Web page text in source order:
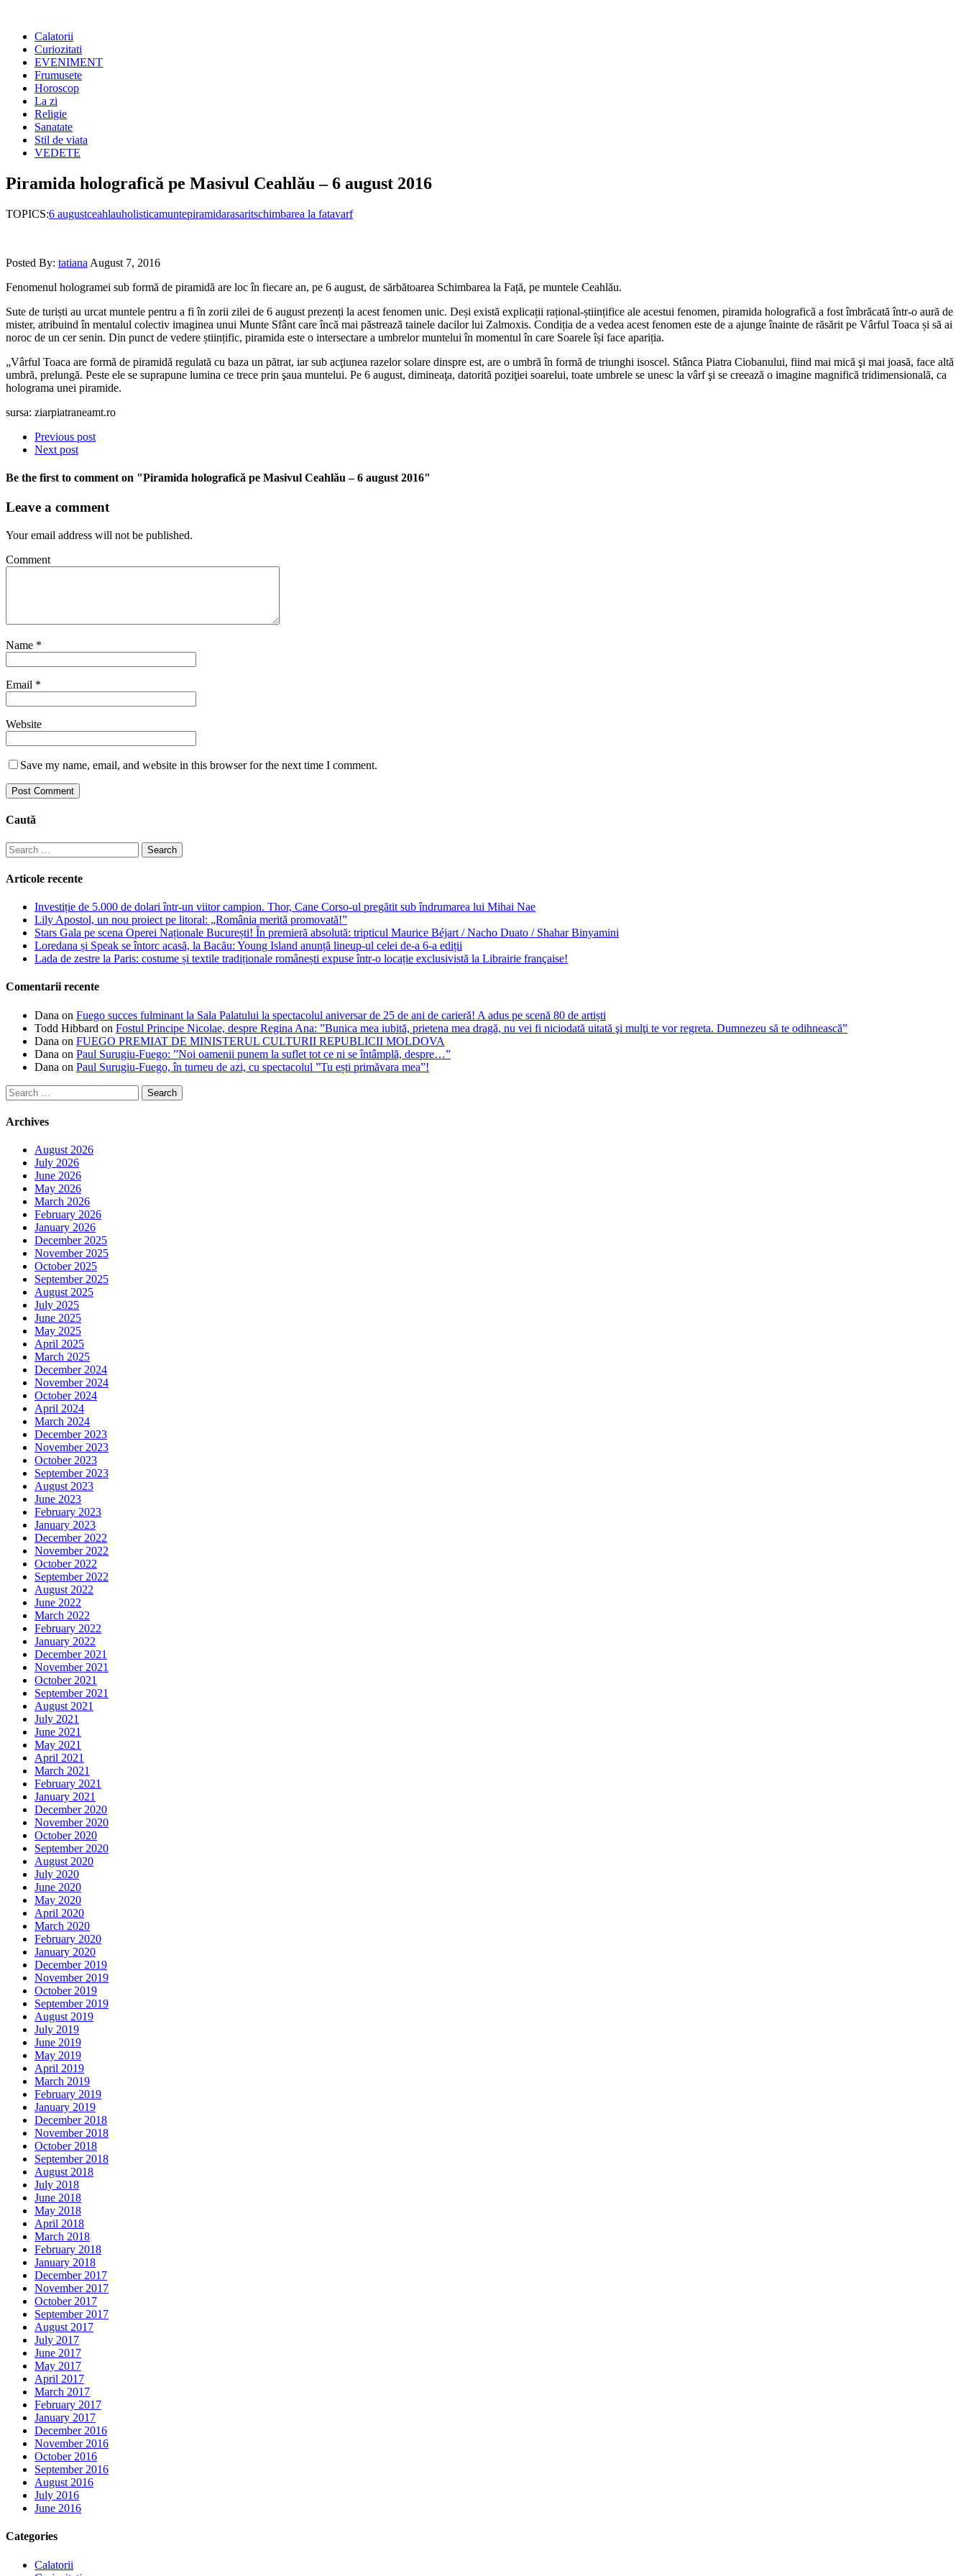
Calatorii
Curiozitati
EVENIMENT
Frumusete
Horoscop
La zi
Religie
Sanatate
Stil de viata
VEDETE
Piramida holografică pe Masivul Ceahlău – 6 august 2016
TOPICS:6 augustceahlauholisticamuntepiramidarasaritschimbarea la fatavarf
Posted By: tatiana August 7, 2016
Fenomenul hologramei sub formă de piramidă are loc în fiecare an, pe 6 august, de sărbătoarea Schimbarea la Față, pe muntele Ceahlău.
Sute de turiști au urcat muntele pentru a fi în zorii zilei de 6 august prezenți la acest fenomen unic. Deși există explicații rațional-științifice ale acestui fenomen, piramida holografică a fost îmbrăcată într-o aură de
mister, atribuind în mentalul colectiv imaginea unui Munte Sfânt care încă mai păstrează tainele dacilor lui Zalmoxis. Condiția de a vedea acest fenomen este de a ajunge înainte de răsărit pe Vârful Toaca și să ai
noroc de un cer senin. Din punct de vedere științific, piramida este o intersectare a umbrelor muntelui în momentul în care Soarele își face apariția.
„Vârful Toaca are formă de piramidă regulată cu baza un pătrat, iar sub acţiunea razelor solare dinspre est, are o umbră în formă de triunghi isoscel. Stânca Piatra Ciobanului, fiind mai mică şi mai joasă, face altă
umbră, prelungă. Peste ele se suprapune lumina ce trece prin şaua muntelui. Pe 6 august, dimineaţa, datorită poziţiei soarelui, toate umbrele se unesc la vârf şi se creează o imagine magnifică tridimensională, ca
holograma unei piramide.
sursa: ziarpiatraneamt.ro
Previous post
Next post
Be the first to comment on "Piramida holografică pe Masivul Ceahlău – 6 august 2016"
Leave a comment
Your email address will not be published.
Comment
Name *
Email *
Website
Save my name, email, and website in this browser for the next time I comment.
Caută
Search
for:
Articole recente
Investiție de 5.000 de dolari într-un viitor campion. Thor, Cane Corso-ul pregătit sub îndrumarea lui Mihai Nae
Lily Apostol, un nou proiect pe litoral: „România merită promovată!”
Stars Gala pe scena Operei Naționale București! În premieră absolută: tripticul Maurice Béjart / Nacho Duato / Shahar Binyamini
Loredana și Speak se întorc acasă, la Bacău: Young Island anunță lineup-ul celei de-a 6-a ediții
Lada de zestre la Paris: costume și textile tradiționale românești expuse într-o locație exclusivistă la Librairie française!
Comentarii recente
Dana on Fuego succes fulminant la Sala Palatului la spectacolul aniversar de 25 de ani de carieră! A adus pe scenă 80 de artiști
Todd Hibbard on Fostul Principe Nicolae, despre Regina Ana: ”Bunica mea iubită, prietena mea dragă, nu vei fi niciodată uitată şi mulţi te vor regreta. Dumnezeu să te odihnească”
Dana on FUEGO PREMIAT DE MINISTERUL CULTURII REPUBLICII MOLDOVA
Dana on Paul Surugiu-Fuego: ”Noi oamenii punem la suflet tot ce ni se întâmplă, despre…”
Dana on Paul Surugiu-Fuego, în turneu de azi, cu spectacolul ”Tu ești primăvara mea”!
Search
for:
Archives
August 2026
July 2026
June 2026
May 2026
March 2026
February 2026
January 2026
December 2025
November 2025
October 2025
September 2025
August 2025
July 2025
June 2025
May 2025
April 2025
March 2025
December 2024
November 2024
October 2024
April 2024
March 2024
December 2023
November 2023
October 2023
September 2023
August 2023
June 2023
February 2023
January 2023
December 2022
November 2022
October 2022
September 2022
August 2022
June 2022
March 2022
February 2022
January 2022
December 2021
November 2021
October 2021
September 2021
August 2021
July 2021
June 2021
May 2021
April 2021
March 2021
February 2021
January 2021
December 2020
November 2020
October 2020
September 2020
August 2020
July 2020
June 2020
May 2020
April 2020
March 2020
February 2020
January 2020
December 2019
November 2019
October 2019
September 2019
August 2019
July 2019
June 2019
May 2019
April 2019
March 2019
February 2019
January 2019
December 2018
November 2018
October 2018
September 2018
August 2018
July 2018
June 2018
May 2018
April 2018
March 2018
February 2018
January 2018
December 2017
November 2017
October 2017
September 2017
August 2017
July 2017
June 2017
May 2017
April 2017
March 2017
February 2017
January 2017
December 2016
November 2016
October 2016
September 2016
August 2016
July 2016
June 2016
Categories
Calatorii